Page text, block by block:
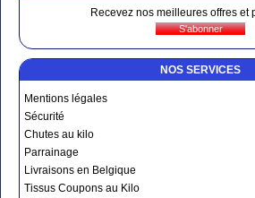
Recevez nos meilleures offres et
NOS SERVICES
Mentions légales
Sécurité
Chutes au kilo
Parrainage
Livraisons en Belgique
Tissus Coupons au Kilo